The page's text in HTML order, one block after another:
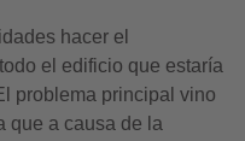
hacer el
el edificio que estaría
problema principal vino
que a causa de la